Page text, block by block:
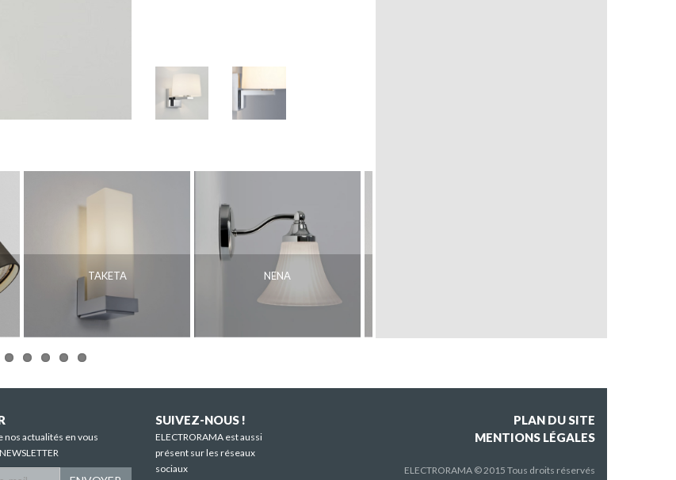
TAKETA NENA
nos actualités en vous
SUIVEZ-NOUS !
ELECTRORAMA est aussi
présent sur les réseaux
sociaux
PLAN DU SITE
MENTIONS LÉGALES
ELECTRORAMA © 2015 Tous droits réservés